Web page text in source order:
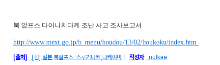
북 알프스 다이니치다케 조난 사고 조사보고서
http://www.mext.go.jp/b_menu/houdou/13/02/houkoku/index.htm
[출처] [펌] 일본 북알프스-스루기다케,다케야마 작성자 nulkae